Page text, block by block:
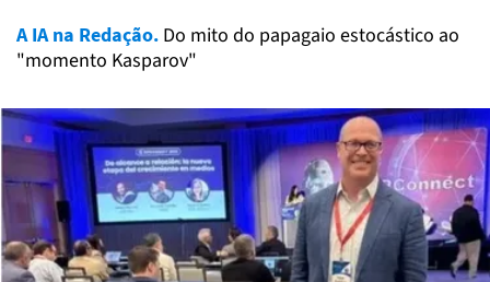
A IA na Redação. Do mito do papagaio estocástico ao
"momento Kasparov"